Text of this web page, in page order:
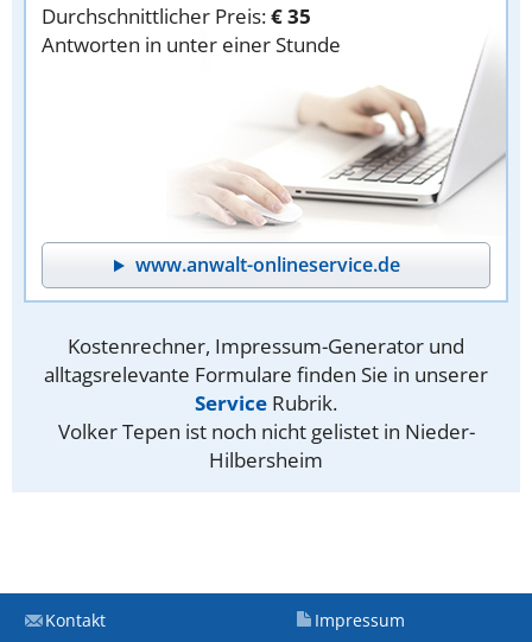
Durchschnittlicher Preis:€ 35
Antworten in unter einer Stunde
www.anwalt-onlineservice.de
Kostenrechner, Impressum-Generator und
alltagsrelevante Formulare finden Sie in unserer
Service Rubrik.
Volker Tepen ist noch nicht gelistet in Nieder-
Hilbersheim
Kontakt Impressum